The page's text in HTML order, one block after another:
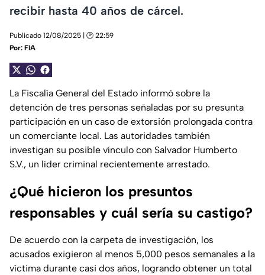
recibir hasta 40 años de cárcel.
Publicado 12/08/2025 | 🕑 22:59
Por: FIA
La Fiscalía General del Estado informó sobre la
detención de tres personas señaladas por su presunta
participación en un caso de extorsión prolongada contra
un comerciante local. Las autoridades también
investigan su posible vínculo con Salvador Humberto
S.V., un líder criminal recientemente arrestado.
¿Qué hicieron los presuntos
responsables y cuál sería su castigo?
De acuerdo con la carpeta de investigación, los
acusados exigieron al menos 5,000 pesos semanales a la
víctima durante casi dos años, logrando obtener un total